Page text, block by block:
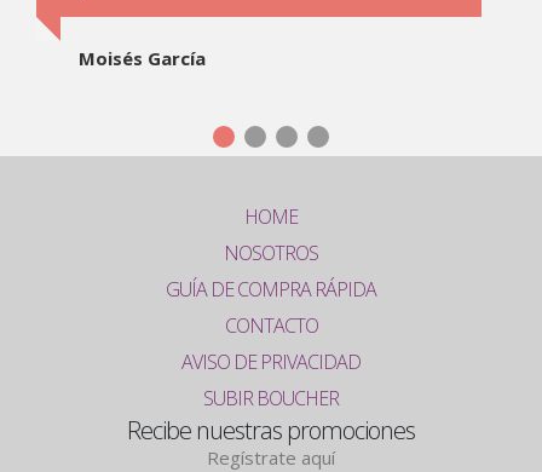
Moisés García
HOME
NOSOTROS
GUÍA DE COMPRA RÁPIDA
CONTACTO
AVISO DE PRIVACIDAD
SUBIR BOUCHER
Recibe nuestras promociones
Regístrate aquí